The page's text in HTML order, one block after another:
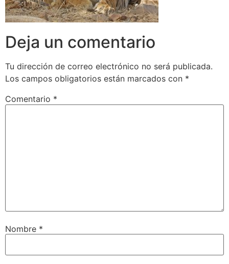
Deja un comentario
Tu dirección de correo electrónico no será publicada.
Los campos obligatorios están marcados con *
Comentario *
Nombre *